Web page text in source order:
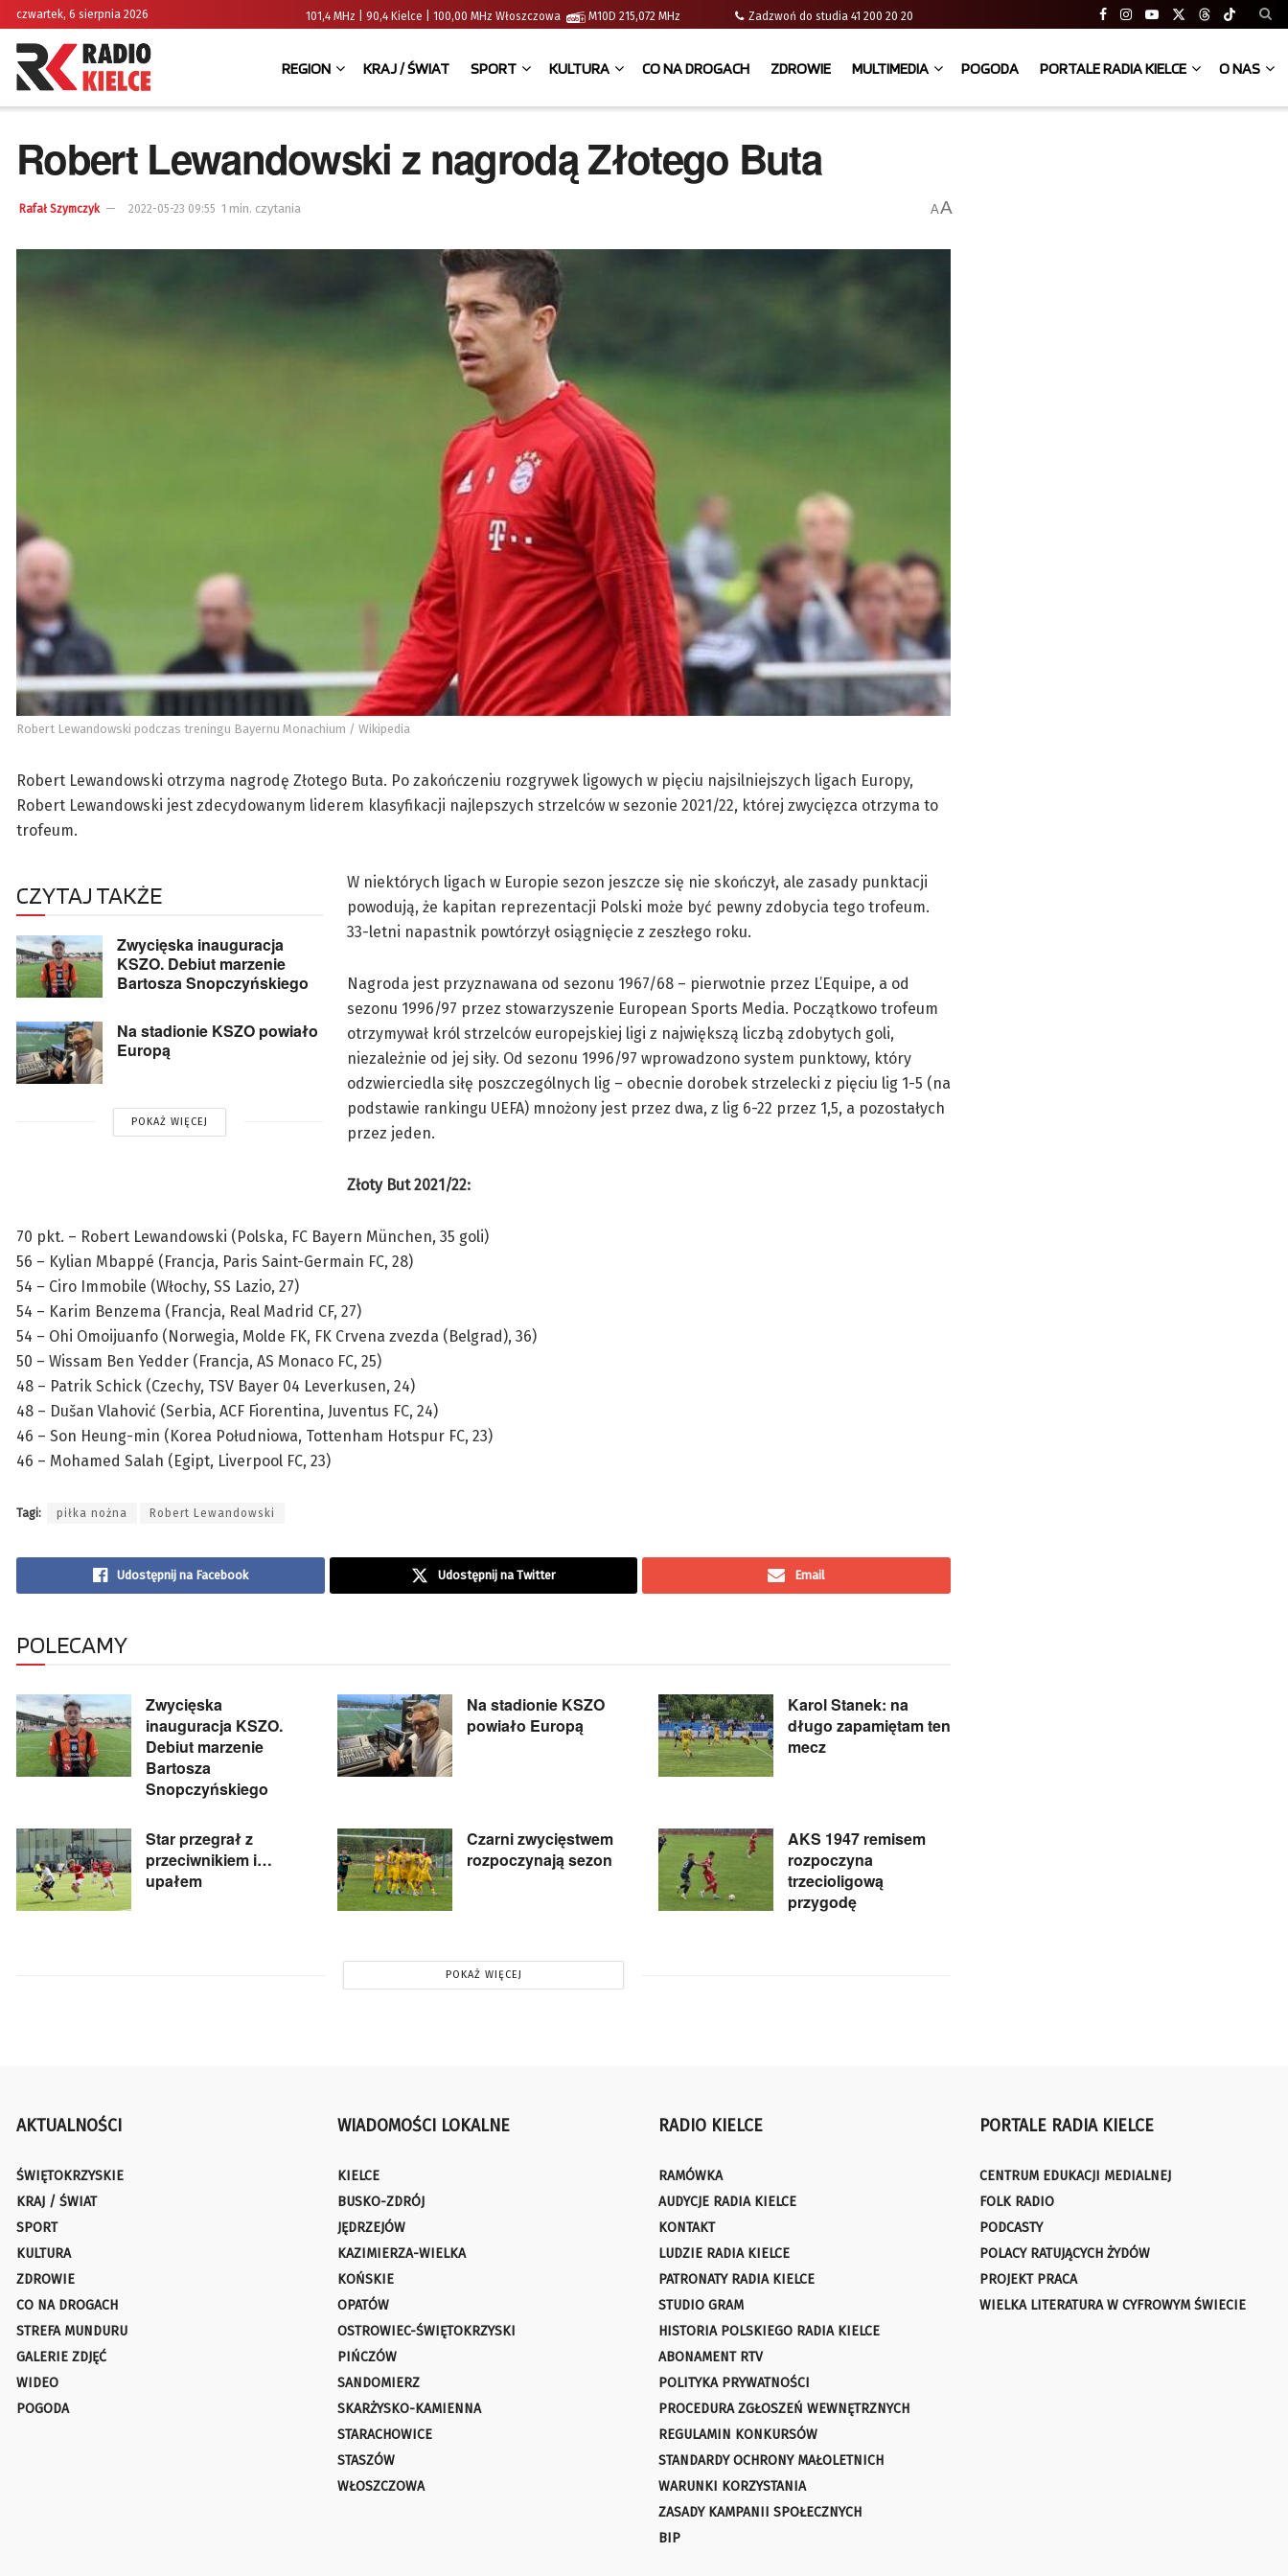
czwartek, 6 sierpnia 2026 101,4 MHz | 90,4 Kielce | 100,00 MHz Włoszczowa M10D 215,072 MHz Zadzwoń do studia 41 200 20 20
REGION KRAJ / ŚWIAT SPORT KULTURA CO NA DROGACH ZDROWIE MULTIMEDIA POGODA PORTALE RADIA KIELCE O NAS
Robert Lewandowski z nagrodą Złotego Buta
Rafał Szymczyk 2022-05-23 09:55 1 min. czytania AA
Robert Lewandowski podczas treningu Bayernu Monachium / Wikipedia
Robert Lewandowski otrzyma nagrodę Złotego Buta. Po zakończeniu rozgrywek ligowych w pięciu najsilniejszych ligach Europy,
Robert Lewandowski jest zdecydowanym liderem klasyfikacji najlepszych strzelców w sezonie 2021/22, której zwycięzca otrzyma to
trofeum.
CZYTAJ TAKŻE
Zwycięska inauguracja
KSZO. Debiut marzenie
Bartosza Snopczyńskiego
Na stadionie KSZO powiało
Europą
POKAŻ WIĘCEJ
W niektórych ligach w Europie sezon jeszcze się nie skończył, ale zasady punktacji
powodują, że kapitan reprezentacji Polski może być pewny zdobycia tego trofeum.
33-letni napastnik powtórzył osiągnięcie z zeszłego roku.
Nagroda jest przyznawana od sezonu 1967/68 – pierwotnie przez L’Equipe, a od
sezonu 1996/97 przez stowarzyszenie European Sports Media. Początkowo trofeum
otrzymywał król strzelców europejskiej ligi z największą liczbą zdobytych goli,
niezależnie od jej siły. Od sezonu 1996/97 wprowadzono system punktowy, który
odzwierciedla siłę poszczególnych lig – obecnie dorobek strzelecki z pięciu lig 1-5 (na
podstawie rankingu UEFA) mnożony jest przez dwa, z lig 6-22 przez 1,5, a pozostałych
przez jeden.
Złoty But 2021/22:
70 pkt. – Robert Lewandowski (Polska, FC Bayern München, 35 goli)
56 – Kylian Mbappé (Francja, Paris Saint-Germain FC, 28)
54 – Ciro Immobile (Włochy, SS Lazio, 27)
54 – Karim Benzema (Francja, Real Madrid CF, 27)
54 – Ohi Omoijuanfo (Norwegia, Molde FK, FK Crvena zvezda (Belgrad), 36)
50 – Wissam Ben Yedder (Francja, AS Monaco FC, 25)
48 – Patrik Schick (Czechy, TSV Bayer 04 Leverkusen, 24)
48 – Dušan Vlahović (Serbia, ACF Fiorentina, Juventus FC, 24)
46 – Son Heung-min (Korea Południowa, Tottenham Hotspur FC, 23)
46 – Mohamed Salah (Egipt, Liverpool FC, 23)
Tagi: piłka nożna Robert Lewandowski
Udostępnij na Facebook Udostępnij na Twitter Email
POLECAMY
Zwycięska
inauguracja KSZO.
Debiut marzenie
Bartosza
Snopczyńskiego
Na stadionie KSZO
powiało Europą
Karol Stanek: na
długo zapamiętam ten
mecz
Star przegrał z
przeciwnikiem i…
upałem
Czarni zwycięstwem
rozpoczynają sezon
AKS 1947 remisem
rozpoczyna
trzecioligową
przygodę
POKAŻ WIĘCEJ
AKTUALNOŚCI
ŚWIĘTOKRZYSKIE
KRAJ / ŚWIAT
SPORT
KULTURA
ZDROWIE
CO NA DROGACH
STREFA MUNDURU
GALERIE ZDJĘĆ
WIDEO
POGODA
WIADOMOŚCI LOKALNE
KIELCE
BUSKO-ZDRÓJ
JĘDRZEJÓW
KAZIMIERZA-WIELKA
KOŃSKIE
OPATÓW
OSTROWIEC-ŚWIĘTOKRZYSKI
PIŃCZÓW
SANDOMIERZ
SKARŻYSKO-KAMIENNA
STARACHOWICE
STASZÓW
WŁOSZCZOWA
RADIO KIELCE
RAMÓWKA
AUDYCJE RADIA KIELCE
KONTAKT
LUDZIE RADIA KIELCE
PATRONATY RADIA KIELCE
STUDIO GRAM
HISTORIA POLSKIEGO RADIA KIELCE
ABONAMENT RTV
POLITYKA PRYWATNOŚCI
PROCEDURA ZGŁOSZEŃ WEWNĘTRZNYCH
REGULAMIN KONKURSÓW
STANDARDY OCHRONY MAŁOLETNICH
WARUNKI KORZYSTANIA
ZASADY KAMPANII SPOŁECZNYCH
BIP
PORTALE RADIA KIELCE
CENTRUM EDUKACJI MEDIALNEJ
FOLK RADIO
PODCASTY
POLACY RATUJĄCYCH ŻYDÓW
PROJEKT PRACA
WIELKA LITERATURA W CYFROWYM ŚWIECIE